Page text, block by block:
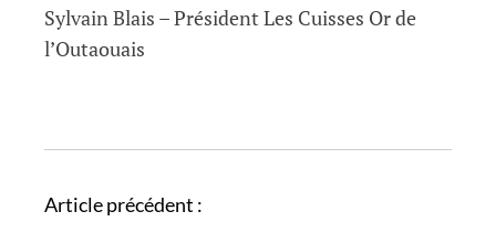
Sylvain Blais – Président Les Cuisses Or de
l’Outaouais
N
Article précédent :